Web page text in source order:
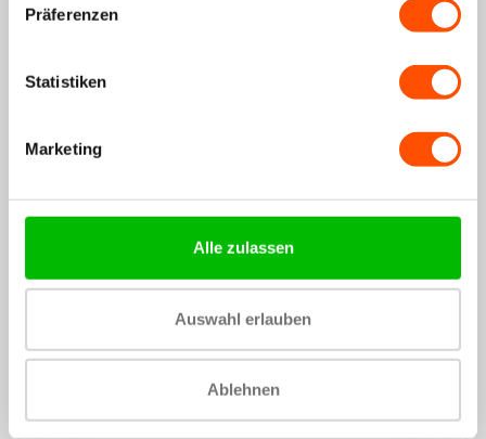
Präferenzen
Statistiken
Marketing
Alle zulassen
Auswahl erlauben
Ablehnen
Bundle-Preis:
Du sparst: 8.11%